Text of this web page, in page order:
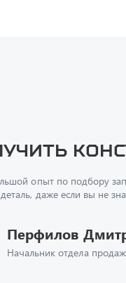
опыт по подбору
даже если вы не
Перфилов
Начальник отдела продаж